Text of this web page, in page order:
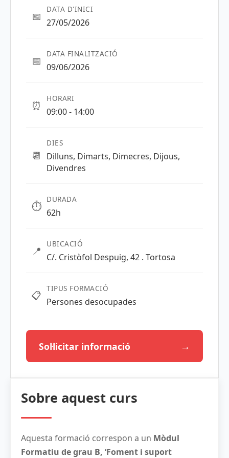
📅 DATA D'INICI
27/05/2026
📅 DATA FINALITZACIÓ
09/06/2026
⏰ HORARI
09:00 - 14:00
📆
DIES
Dilluns, Dimarts, Dimecres, Dijous,
Divendres
⏱️ DURADA
62h
📍 UBICACIÓ
C/. Cristòfol Despuig, 42 . Tortosa
📋 TIPUS FORMACIÓ
Persones desocupades
Sol·licitar informació →
Sobre aquest curs
Aquesta formació correspon a un Mòdul
Formatiu de grau B, ‘Foment i suport